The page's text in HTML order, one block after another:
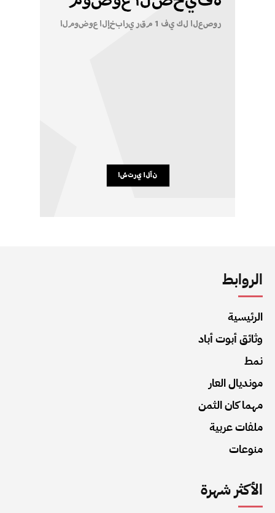
الروابط
الرئيسية
وثائق أبوت أباد
نمط
مونديال العار
مهما كان الثمن
ملفات عربية
منوعات
الأكثر شهرة